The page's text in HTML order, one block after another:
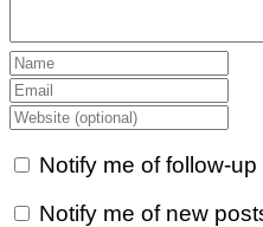
Notify me of follow-
Notify me of new